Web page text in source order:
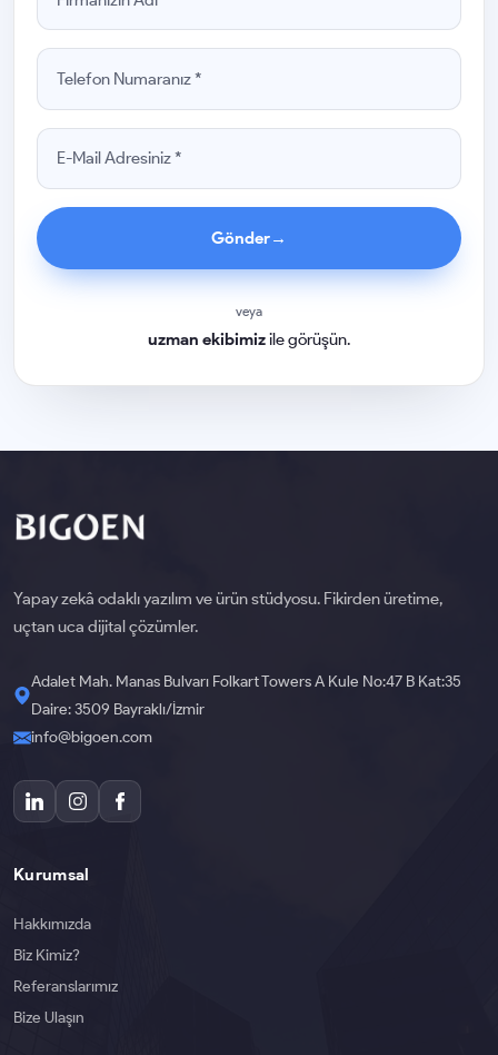
Gönder→
veya
uzman ekibimizile görüşün.
Yapay zekâ odaklı yazılım ve ürün stüdyosu. Fikirden üretime,
uçtan uca dijital çözümler.
Adalet Mah. Manas Bulvarı Folkart Towers A Kule No:47 B Kat:35
Daire: 3509 Bayraklı/İzmir
info@bigoen.com
Kurumsal
Hakkımızda
Biz Kimiz?
Referanslarımız
Bize Ulaşın